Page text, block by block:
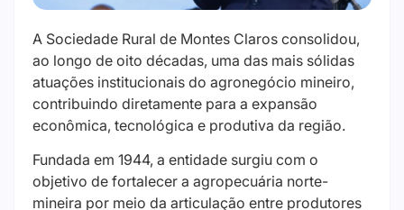
A Sociedade Rural de Montes Claros consolidou,
ao longo de oito décadas, uma das mais sólidas
atuações institucionais do agronegócio mineiro,
contribuindo diretamente para a expansão
econômica, tecnológica e produtiva da região.
Fundada em 1944, a entidade surgiu com o
objetivo de fortalecer a agropecuária norte-
mineira por meio da articulação entre produtores